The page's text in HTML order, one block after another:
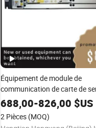
Équipement de module de
communication de carte de
fréquence intermédiaire pour le
Microwave Idu Optix Rtn 950A
688,00-826,00 $US
2 Pièces (MOQ)